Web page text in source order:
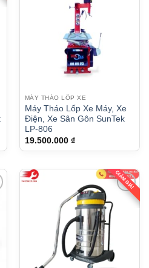
hiện
₫.
MÁY THÁO LỐP XE
Máy Tháo Lốp Xe Máy, Xe
Điện, Xe Sân Gôn SunTek
LP-806
19.500.000 ₫
GIẢM GIÁ!